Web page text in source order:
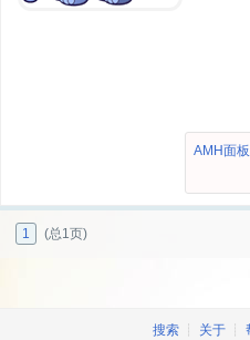
AMH面板
1 (总1页)
搜索┊ 关于┊